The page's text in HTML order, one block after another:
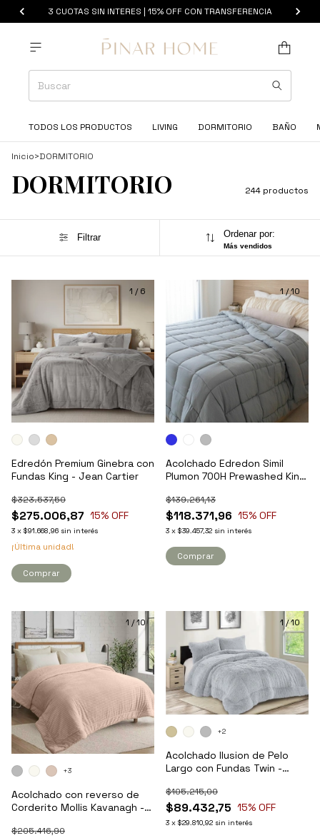
3 CUOTAS SIN INTERES | 15% OFF CON TRANSFERENCIA
TODOS LOS PRODUCTOS LIVING DORMITORIO BAÑO
Inicio>DORMITORIO
DORMITORIO 244 productos
Filtrar Ordenar por:
Más vendidos
1 /6
Edredón Premium Ginebra con
Fundas King - Jean Cartier
$275.006,87
$323.537,50
15% OFF
3 x $91.668,96 sin interés
¡Última unidad!
Comprar
1 /10
Acolchado Edredon Simil
Plumon 700H Prewashed King
$118.371,96
$139.261,13
15% OFF
3 x $39.457,32 sin interés
Comprar
1 /10
Acolchado con reverso de
Corderito Mollis Kavanagh -
$205.416,90
+3
1 /10
Acolchado Ilusion de Pelo
Largo con Fundas Twin -
$89.432,75
$105.215,00
15% OFF
3 x $29.810,92 sin interés
+2